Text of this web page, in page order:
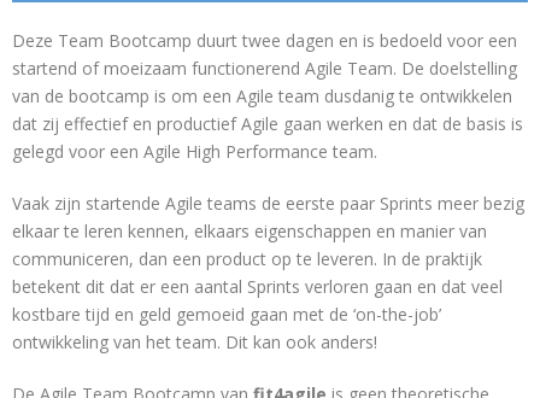
Deze Team Bootcamp duurt twee dagen en is bedoeld voor een
startend of moeizaam functionerend Agile Team. De doelstelling
van de bootcamp is om een Agile team dusdanig te ontwikkelen
dat zij effectief en productief Agile gaan werken en dat de basis is
gelegd voor een Agile High Performance team.
Vaak zijn startende Agile teams de eerste paar Sprints meer bezig
elkaar te leren kennen, elkaars eigenschappen en manier van
communiceren, dan een product op te leveren. In de praktijk
betekent dit dat er een aantal Sprints verloren gaan en dat veel
kostbare tijd en geld gemoeid gaan met de ‘on-the-job’
ontwikkeling van het team. Dit kan ook anders!